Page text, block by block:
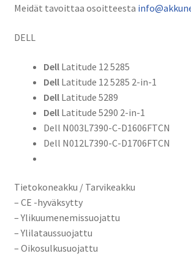
Meidät tavoittaa osoitteesta
DELL
DellLatitude 12 5285
DellLatitude 12 5285 2-in-1
DellLatitude 5289
DellLatitude 5290 2-in-1
Dell N003L7390-C-D1606FTCN
Dell N012L7390-C-D1706FTCN
Tietokoneakku / Tarvikeakku
– CE -hyväksytty
– Ylikuumenemissuojattu
– Ylilataussuojattu
– Oikosulkusuojattu